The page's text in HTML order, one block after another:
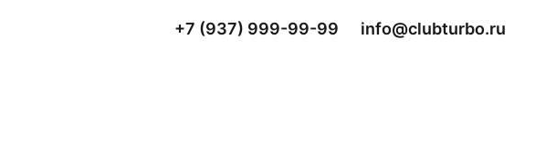
+7 (937) 999-99-99 info@clubturbo.ru